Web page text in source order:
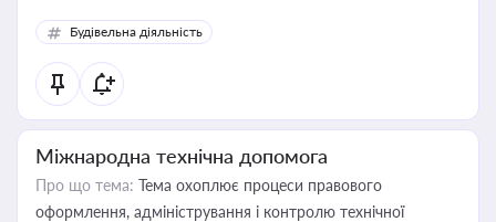
Будівельна діяльність
Міжнародна технічна допомога
Про що тема: Тема охоплює процеси правового
оформлення, адміністрування і контролю технічної